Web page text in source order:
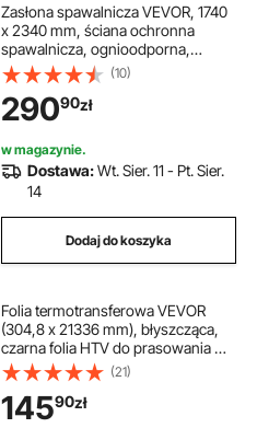
Zasłona spawalnicza VEVOR, 1740
x 2340 mm, ściana ochronna
spawalnicza, ognioodporna,
winylowa ściana ochronna
spawalnicza z blokowanymi
kółkami obrotowymi i 6-stopniową
ochroną UV do użytku w
warsztacie/przemyśle, niebieska
(10)
29090zł
w magazynie.
Dostawa:Wt. Sier. 11 - Pt. Sier.
14
Dodaj do koszyka
Folia termotransferowa VEVOR
(304,8 x 21336 mm), błyszcząca,
czarna folia HTV do prasowania w
rolce, kompatybilna z maszynami
tnącymi, do różnych materiałów:
koszulek, poduszek, czapek
(21)
14590zł